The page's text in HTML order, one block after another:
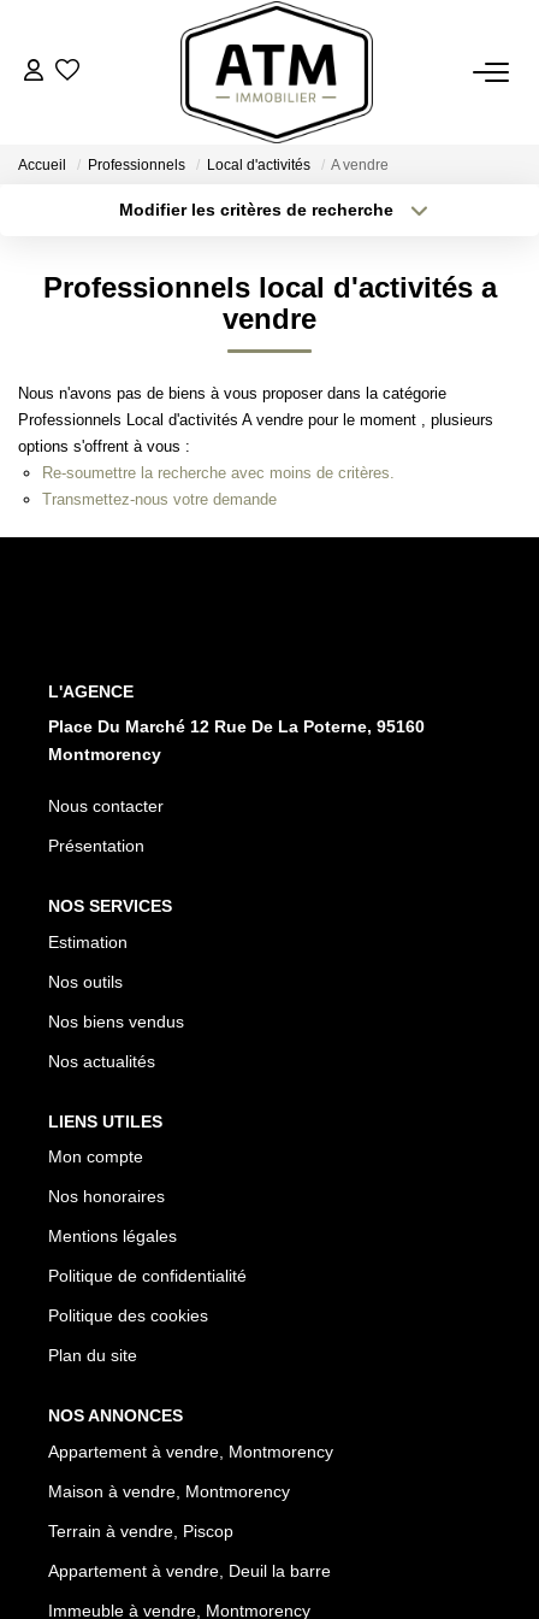
ACHETER
Notre Agence
Nos Engagements
Nos Avis Clients
Accueil Professionnels Local d'activités A vendre
Modifier les critères de recherche
Type de bien
Surface min
Créer une alerte
Professionnels local d'activités a
vendre
Nous n'avons pas de biens à vous proposer dans la catégorie
Professionnels Local d'activités A vendre pour le moment , plusieurs
options s'offrent à vous :
Re-soumettre la recherche avec moins de critères.
Transmettez-nous votre demande
L'AGENCE
Place Du Marché 12 Rue De La Poterne, 95160
Montmorency
Nous contacter
Présentation
NOS SERVICES
Estimation
Nos outils
Nos biens vendus
Nos actualités
LIENS UTILES
Mon compte
Nos honoraires
Mentions légales
Politique de confidentialité
Politique des cookies
Plan du site
NOS ANNONCES
Appartement à vendre, Montmorency
Maison à vendre, Montmorency
Terrain à vendre, Piscop
Appartement à vendre, Deuil la barre
Immeuble à vendre, Montmorency